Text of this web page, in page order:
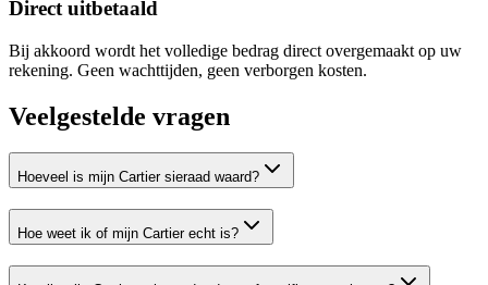
Direct uitbetaald
Bij akkoord wordt het volledige bedrag direct overgemaakt op uw
rekening. Geen wachttijden, geen verborgen kosten.
Veelgestelde vragen
Hoeveel is mijn Cartier sieraad waard?
Hoe weet ik of mijn Cartier echt is?